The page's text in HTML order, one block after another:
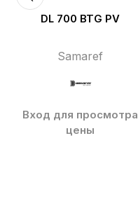
DL 700 BTG PV
Samaref
Вход для просмотра
цены